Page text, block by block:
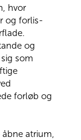
hvor
og forlis-
og
som
forløb og
atrium,